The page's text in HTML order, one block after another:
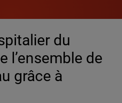
du
l’ensemble de
grâce à